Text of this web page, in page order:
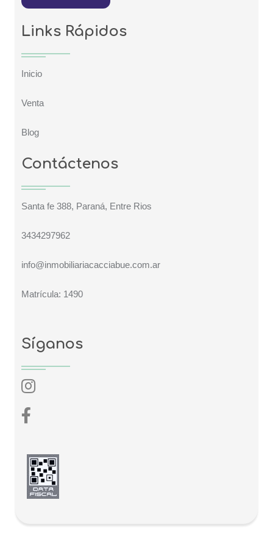
Links Rápidos
Inicio
Venta
Blog
Contáctenos
Santa fe 388, Paraná, Entre Rios
3434297962
info@inmobiliariacacciabue.com.ar
Matrícula: 1490
Síganos